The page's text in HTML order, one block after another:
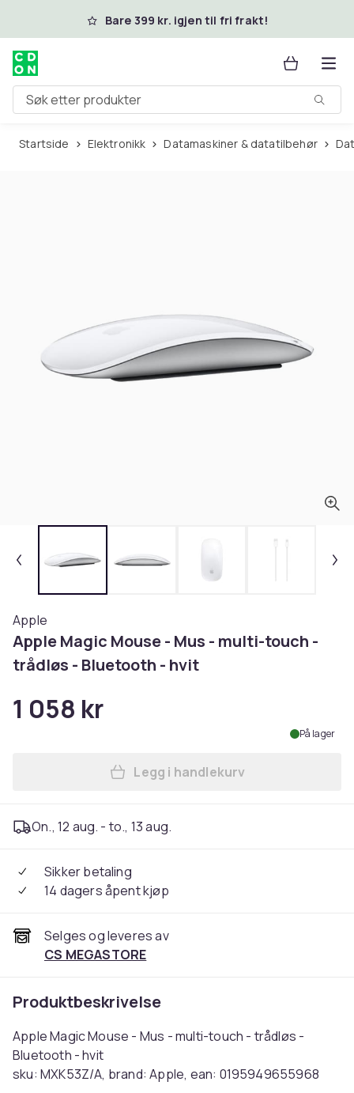
Hopp til hovedinnholdBare 399 kr. igjen til fri frakt!
Søk etter produkter
Startside Elektronikk Datamaskiner & datatilbehør
Apple
Apple Magic Mouse - Mus - multi-touch -
trådløs - Bluetooth - hvit
1 058 kr
På lager
Legg Apple Magic Mouse
Legg i handlekurv
On., 12 aug. - to., 13 aug.
Sikker betaling
14 dagers åpent kjøp
Selges og leveres av
CS MEGASTORE
Produktbeskrivelse
Apple Magic Mouse - Mus - multi-touch - trådløs -
Bluetooth - hvit
sku: MXK53Z/A, brand: Apple, ean: 0195949655968